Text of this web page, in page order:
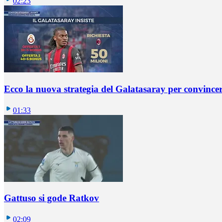
Ecco la nuova strategia del Galatasaray per
01:33
Gattuso si gode Ratkov
02:09